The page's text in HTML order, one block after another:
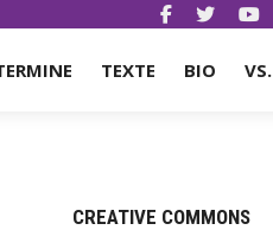
TEXTE BIO VS.
CREATIVE COMMONS